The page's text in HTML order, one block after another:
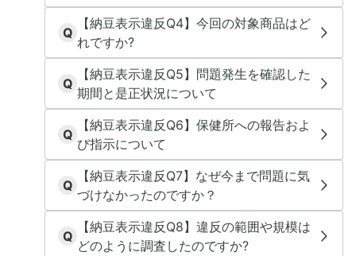
のですか？
Q
【納豆表示違反Q4】今回の対象商品はど
れですか?
Q
【納豆表示違反Q5】問題発生を確認した
期間と是正状況について
Q
【納豆表示違反Q6】保健所への報告およ
び指示について
Q
【納豆表示違反Q7】なぜ今まで問題に気
づけなかったのですか？
Q
【納豆表示違反Q8】違反の範囲や規模は
どのように調査したのですか?